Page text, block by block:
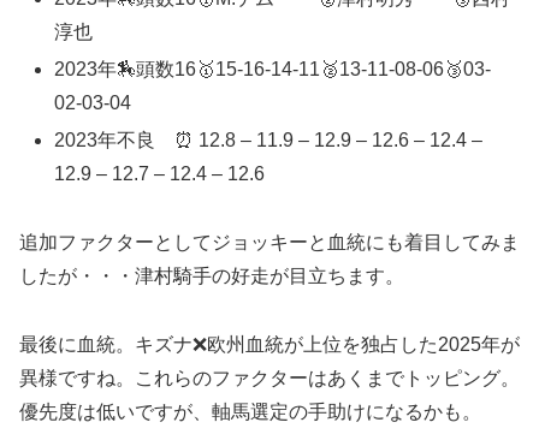
淳也
2023年🏇頭数16🥇15-16-14-11🥈13-11-08-06🥉03-
02-03-04
2023年不良 ⏰ 12.8 – 11.9 – 12.9 – 12.6 – 12.4 –
12.9 – 12.7 – 12.4 – 12.6
追加ファクターとしてジョッキーと血統にも着目してみま
したが・・・津村騎手の好走が目立ちます。
最後に血統。キズナ❌欧州血統が上位を独占した2025年が
異様ですね。これらのファクターはあくまでトッピング。
優先度は低いですが、軸馬選定の手助けになるかも。